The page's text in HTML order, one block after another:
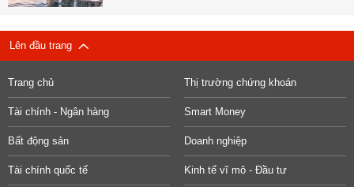
Lên đầu trang
Trang chủ Thị trường chứng khoán
Tài chính - Ngân hàng Smart Money
Bất động sản Doanh nghiệp
Tài chính quốc tế Kinh tế vĩ mô - Đầu tư